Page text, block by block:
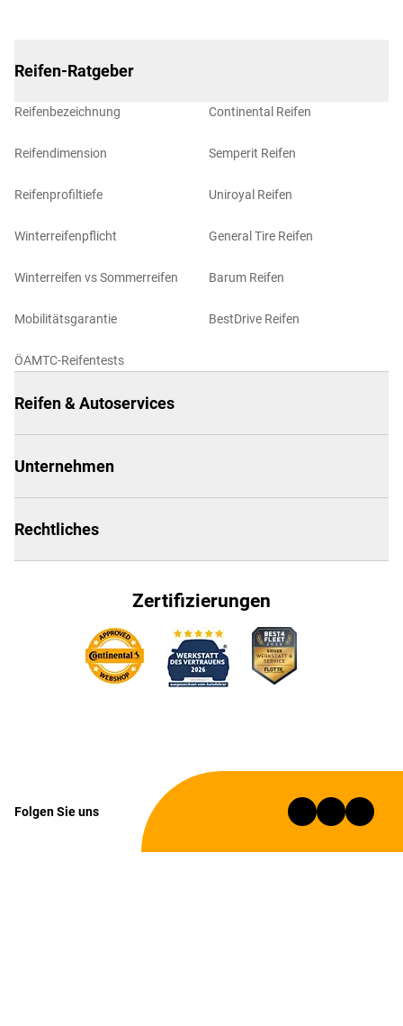
Reifen-Ratgeber
Reifenbezeichnung
Reifendimension
Reifenprofiltiefe
Winterreifenpflicht
Winterreifen vs Sommerreifen
Mobilitätsgarantie
ÖAMTC-Reifentests
Continental Reifen
Semperit Reifen
Uniroyal Reifen
General Tire Reifen
Barum Reifen
BestDrive Reifen
Reifen & Autoservices
Unternehmen
Rechtliches
Zertifizierungen
Folgen Sie uns